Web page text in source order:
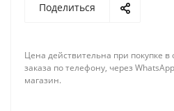
Поделиться
Цена действительна при покупке
заказа по телефону, через
магазин.